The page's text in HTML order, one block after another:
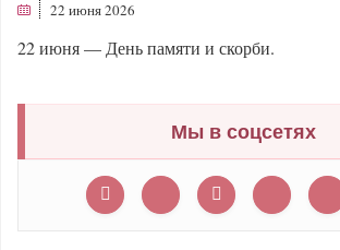
22 июня 2026
22 июня — День памяти и скорби.
Мы в соцсетях